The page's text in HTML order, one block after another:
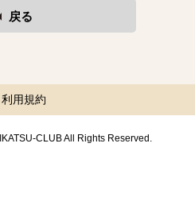
戻る
です。
利用規約
CLUB All Rights Reserved.